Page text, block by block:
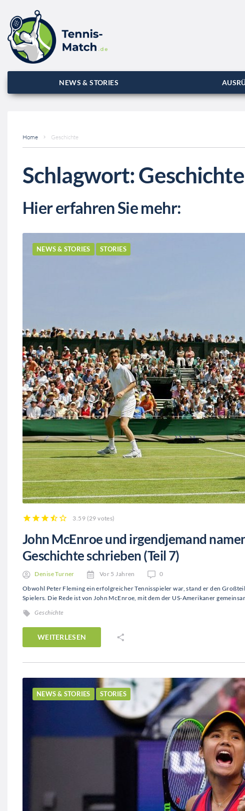
NEWS & STORIES
Home Geschichte
Schlagwort:Geschichte
Hier erfahren Sie mehr:
NEWS & STORIES STORIES
3.59 (29 votes)
John McEnroe und irgendjemand
Geschichte schrieben (Teil 7)
Denise Turner Vor 5 Jahren
0
Obwohl Peter Fleming ein erfolgreicher Tennisspieler war, stand er den
Spielers. Die Rede ist von John McEnroe, mit dem der US-Amerikaner
Geschichte
WEITERLESEN
NEWS & STORIES STORIES